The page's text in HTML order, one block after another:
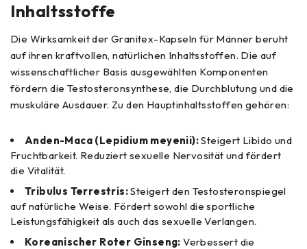
Inhaltsstoffe
Die Wirksamkeit der Granitex-Kapseln für Männer beruht
auf ihren kraftvollen, natürlichen Inhaltsstoffen. Die auf
wissenschaftlicher Basis ausgewählten Komponenten
fördern die Testosteronsynthese, die Durchblutung und die
muskuläre Ausdauer. Zu den Hauptinhaltsstoffen gehören:
Anden-Maca (Lepidium meyenii):Steigert Libido und
Fruchtbarkeit. Reduziert sexuelle Nervosität und fördert
die Vitalität.
Tribulus Terrestris:Steigert den Testosteronspiegel
auf natürliche Weise. Fördert sowohl die sportliche
Leistungsfähigkeit als auch das sexuelle Verlangen.
Koreanischer Roter Ginseng: Verbessert die